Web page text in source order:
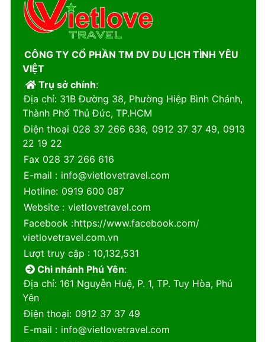
CÔNG TY CỔ PHẦN TM DV DU LỊCH TÌNH YÊU
VIỆT
Trụ sở chính:
Địa chỉ: 31B Đường 38, Phường Hiệp Bình Chánh,
Thành Phố Thủ Đức, TP.HCM
Điện thoại 028 37 266 636, 0912 37 37 49, 0913
22 19 22
Fax 028 37 266 616
E-mail : info@vietlovetravel.com
Hotline: 0919 600 087
Website: vietlovetravel.com
Facebook :https://www.facebook.com/
vietlovetravel.com.vn
Lượt truy cập : 10,132,531
Chi nhánh Phú Yên:
Địa chỉ: 161 Nguyễn Huệ, P. 1, TP. Tuy Hòa, Phú
Yên
Điện thoại: 0912 37 37 49
E-mail : info@vietlovetravel.com